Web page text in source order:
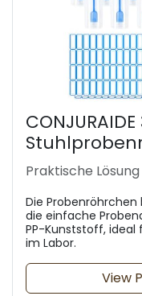
Praktische
Die
die einfache
PP-Kunststoff, ideal
im Labor.
View